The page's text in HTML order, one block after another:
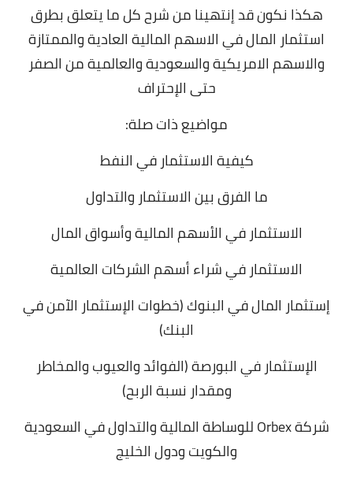
هكذا نكون قد إنتهينا من شرح كل ما يتعلق بطرق
استثمار المال في الاسهم المالية العادية والممتازة
والاسهم الامريكية والسعودية والعالمية من الصفر
حتى الإحتراف
مواضيع ذات صلة:
كيفية الاستثمار في النفط
ما الفرق بين الاستثمار والتداول
الاستثمار في الأسهم المالية وأسواق المال
الاستثمار في شراء أسهم الشركات العالمية
إستثمار المال في البنوك (خطوات الإستثمار الآمن في
البنك)
الإستثمار في البورصة (الفوائد والعيوب والمخاطر
ومقدار نسبة الربح)
شركة Orbex للوساطة المالية والتداول في السعودية
والكويت ودول الخليج